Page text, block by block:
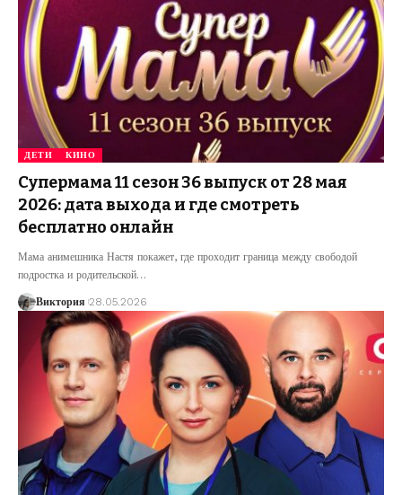
ДЕТИ КИНО
Супермама 11 сезон 36 выпуск от 28 мая
2026: дата выхода и где смотреть
бесплатно онлайн
Мама анимешника Настя покажет, где проходит граница между свободой
подростка и родительской…
Виктория 28.05.2026